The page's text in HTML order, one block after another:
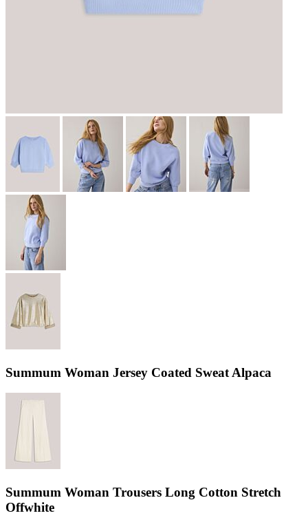
Summum Woman Jersey Coated Sweat Alpaca
Summum Woman Trousers Long Cotton Stretch
Offwhite